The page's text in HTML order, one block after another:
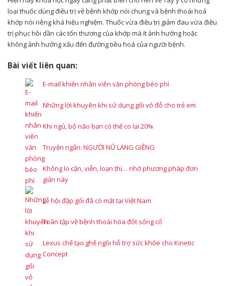
loại thuốc dùng điều trị về bệnh khớp nói chung và bệnh thoái hoá
khớp nói riêng khá hiệu nghiệm. Thuốc vừa điều trị giảm đau vừa điều
trị phục hồi dần các tổn thương của khớp mà ít ảnh hưởng hoặc
không ảnh hưởng xấu đến đường tiêu hoá của người bệnh.
Bài viết liên quan:
E-mail khiến nhân viên văn phòng béo phì
Những lời khuyên khi sử dụng gối vỏ đỗ cho trẻ em
Khi ngủ, bộ não bạn có thể co lại 20%
Truyện ngắn: NGƯỜI NỮ LÁNG GIỀNG
Không lo cận, viễn, loạn thị… nhờ phương pháp đơn
giản này
Lễ hội đập gối đã có mặt tại Việt Nam
Toàn tập về bệnh thoái hóa đốt sống cổ
Lexus chế tạo ghế ngồi hỗ trợ sức khỏe cho Kinetic
Concept